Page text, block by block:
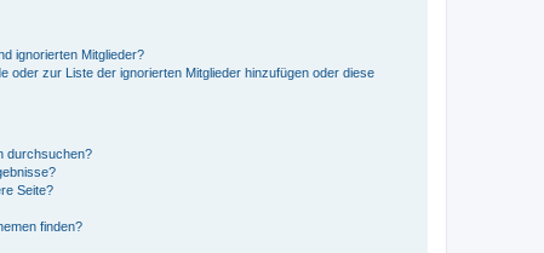
ignorierten Mitglieder?
oder zur Liste der ignorierten Mitglieder hinzufügen oder diese
durchsuchen?
Seite?
finden?